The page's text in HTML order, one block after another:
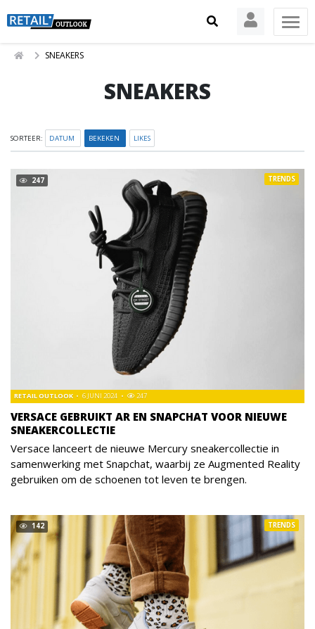
SNEAKERS
SNEAKERS
SORTEER: DATUM BEKEKEN LIKES
247
VERSACE GEBRUIKT AR EN SNAPCHAT VOOR NIEUWE
SNEAKERCOLLECTIE
RETAIL OUTLOOK 6 JUNI 2024 247
TRENDS
Versace lanceert de nieuwe Mercury sneakercollectie in
samenwerking met Snapchat, waarbij ze Augmented Reality
gebruiken om de schoenen tot leven te brengen.
142 TRENDS